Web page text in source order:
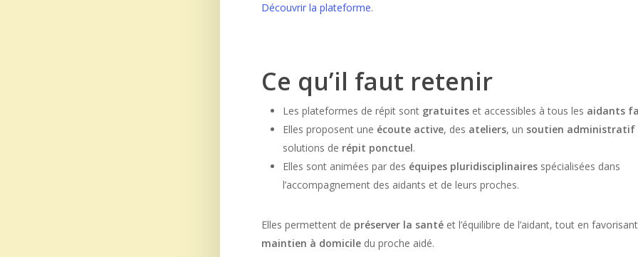
Découvrir la plateforme.
Ce qu’il faut retenir
Les plateformes de répit sont gratuites et accessibles à tous les aidants
Elles proposent une écoute active, des ateliers, un soutien administratif
solutions de répit ponctuel.
Elles sont animées par des équipes pluridisciplinaires spécialisées dans
l’accompagnement des aidants et de leurs proches.
Elles permettent de préserver la santé et l’équilibre de l’aidant, tout en favorisant
maintien à domicile du proche aidé.